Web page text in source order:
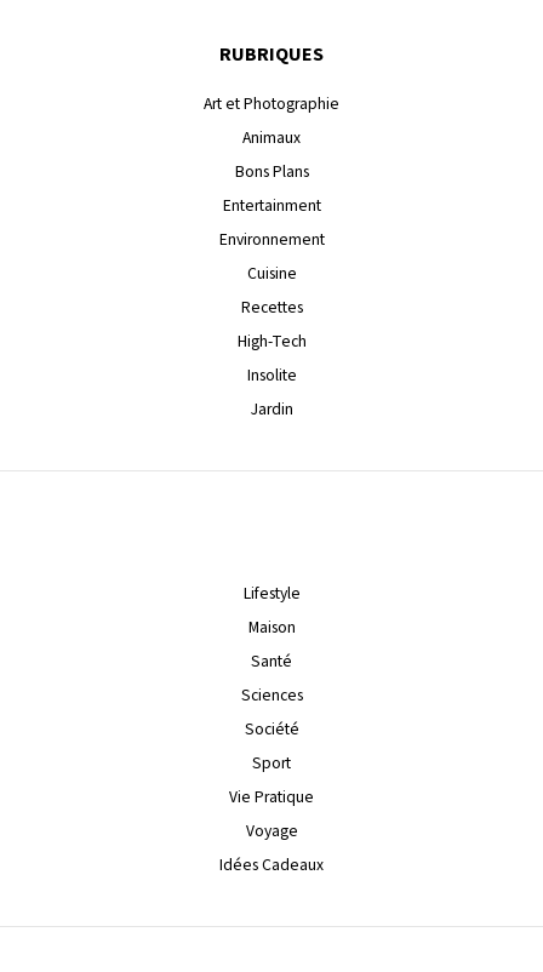
RUBRIQUES
Art et Photographie
Animaux
Bons Plans
Entertainment
Environnement
Cuisine
Recettes
High-Tech
Insolite
Jardin
Lifestyle
Maison
Santé
Sciences
Société
Sport
Vie Pratique
Voyage
Idées Cadeaux